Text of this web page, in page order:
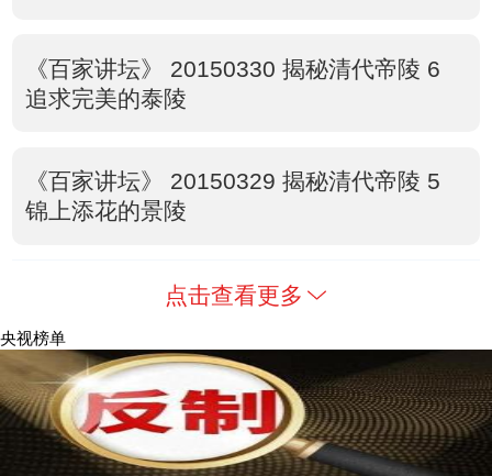
《百家讲坛》 20150330 揭秘清代帝陵 6
追求完美的泰陵
《百家讲坛》 20150329 揭秘清代帝陵 5
锦上添花的景陵
点击查看更多
央视榜单